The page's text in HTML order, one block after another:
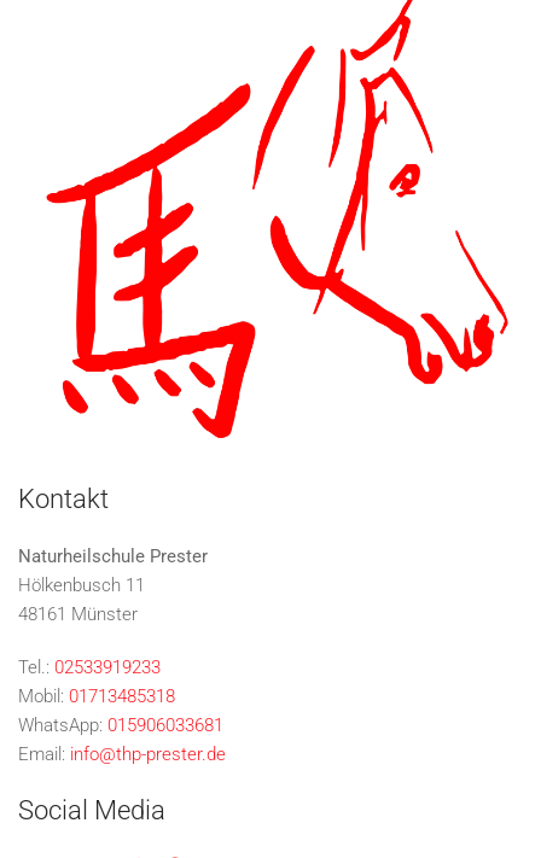
Kontakt
Naturheilschule Prester
Hölkenbusch 11
48161 Münster
Tel.: 02533919233
Mobil: 01713485318
WhatsApp: 015906033681
Email: info@thp-prester.de
Social Media